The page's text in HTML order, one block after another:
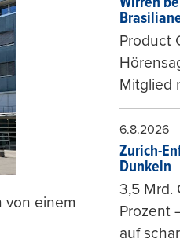
von einem
Product
Mitglied
6.8.2026
Zurich-
Dunkeln
3,5 Mrd.
Prozent
auf